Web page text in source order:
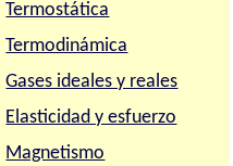
Termostática
Termodinámica
Gases ideales y reales
Elasticidad y esfuerzo
Magnetismo